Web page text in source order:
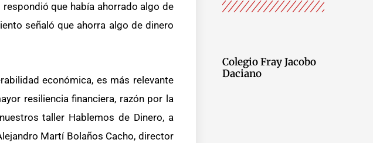
que había ahorrado algo de
señaló que ahorra algo de dinero
económica, es más relevante
resiliencia financiera, razón por la
taller Hablemos de Dinero, a
Martí Bolaños Cacho, director
Colegio Fray Jacobo
Daciano